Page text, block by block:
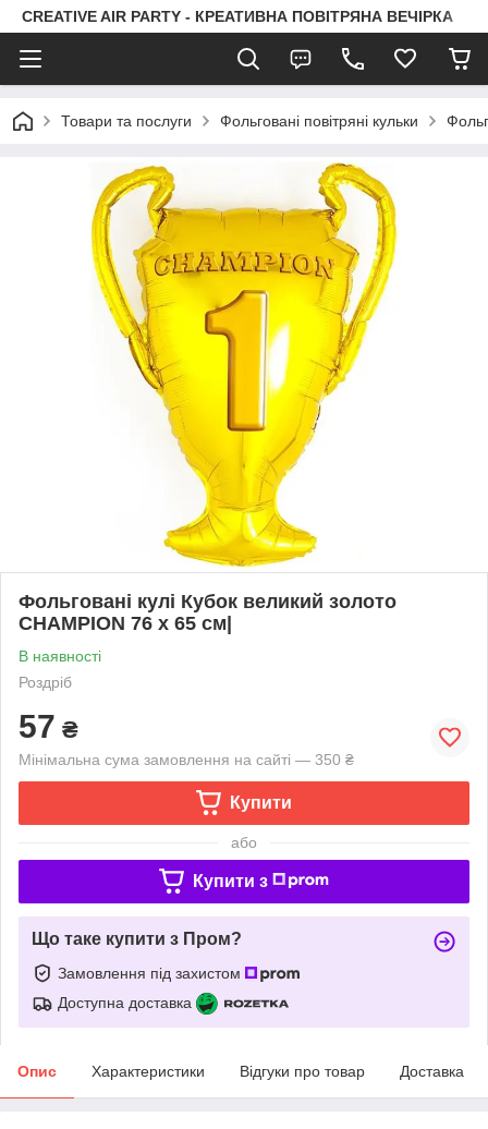
CREATIVE AIR PARTY - КРЕАТИВНА ПОВІТРЯНА ВЕЧІРКА
Товари та послуги Фольговані повітряні кульки
Фольговані кулі Кубок великий золото
CHAMPION 76 х 65 см|
В наявності
Роздріб
57 ₴
Мінімальна сума замовлення на сайті — 350 ₴
Купити
або
Купити з
Що таке купити з Пром?
Замовлення під захистом
Доступна доставка
Опис Характеристики Відгуки про товар Доставка